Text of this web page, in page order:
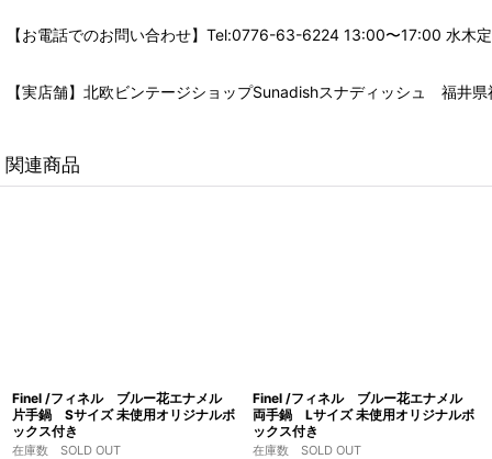
【お電話でのお問い合わせ】Tel:0776-63-6224 13:00〜17:00 水木
【実店舗】北欧ビンテージショップSunadishスナディッシュ 福井
関連商品
Finel /フィネル ブルー花エナメル
片手鍋 Sサイズ 未使用オリジナルボ
ックス付き
在庫数 SOLD OUT
Finel /フィネル ブルー花エナメル
両手鍋 Lサイズ 未使用オリジナルボ
ックス付き
在庫数 SOLD OUT